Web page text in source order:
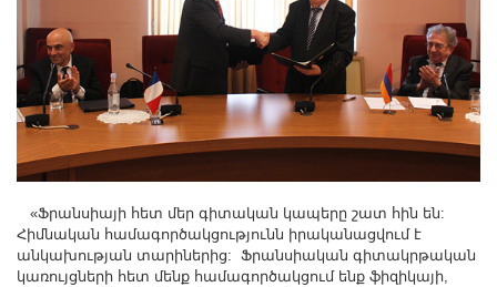
Научные результаты
Ученые диаспоры
Трибуна молодого ученого
Наши заслуженные деятели
Объявления
Поиск
«Ֆրանսիայի հետ մեր գիտական կապերը շատ հին են:
Հիմնական համագործակցությունն իրականացվում է
անկախության տարիներից: Ֆրանսիական գիտակրթական
կառույցների հետ մենք համագործակցում ենք ֆիզիկայի,